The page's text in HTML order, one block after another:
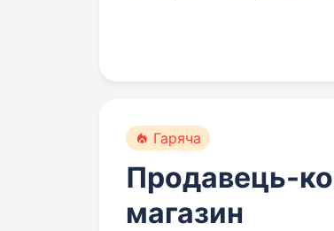
Гаряча
Продавець-
магазин